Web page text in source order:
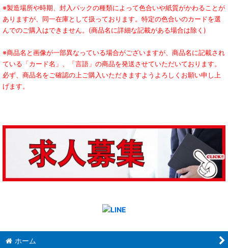
※製造場所や時期、封入パックの種類によって色合いや紙質がかわることが
ありますが、同一在庫として扱っております。特定の色合いのカードを選
んでのご購入はできません。(商品名に詳細な記載がある場合は除く)
※商品名と画像が一部異なっている場合がございますが、商品名に記載され
ている「カード名」、「言語」の商品を発送させていただいております。
必ず、商品名をご確認の上ご購入いただきますようよろしくお願い申し上
げます。
ホーム